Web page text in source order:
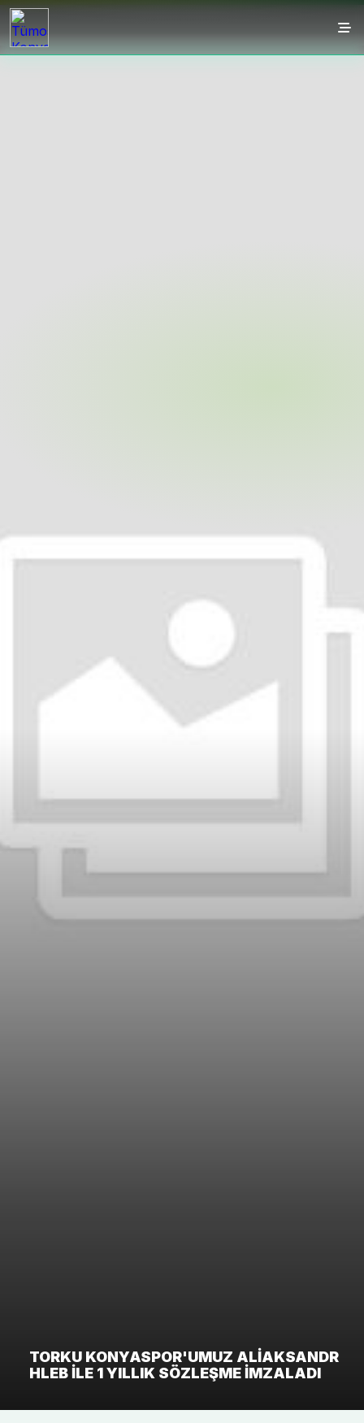
TORKU KONYASPOR'UMUZ ALIAKSANDR
HLEB ILE 1 YILLIK SÖZLEŞME IMZALADI